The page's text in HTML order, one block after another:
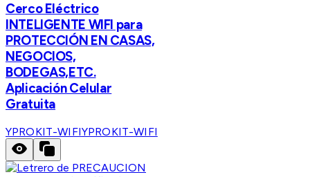
Cerco Eléctrico
INTELIGENTE WIFI para
PROTECCIÓN EN CASAS,
NEGOCIOS,
BODEGAS,ETC.
Aplicación Celular
Gratuita
YPROKIT-WIFIYPROKIT-WIFI